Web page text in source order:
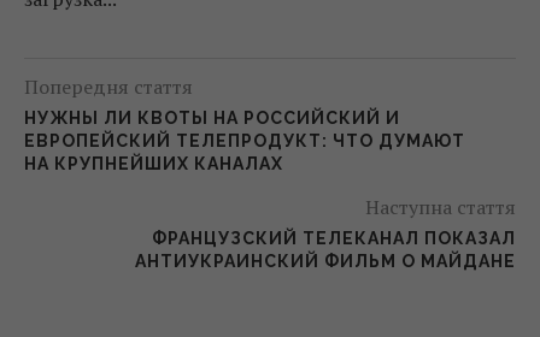
Попередня стаття
НУЖНЫ ЛИ КВОТЫ НА РОССИЙСКИЙ И
ЕВРОПЕЙСКИЙ ТЕЛЕПРОДУКТ: ЧТО ДУМАЮТ
НА КРУПНЕЙШИХ КАНАЛАХ
Наступна стаття
ФРАНЦУЗСКИЙ ТЕЛЕКАНАЛ ПОКАЗАЛ
АНТИУКРАИНСКИЙ ФИЛЬМ О МАЙДАНЕ